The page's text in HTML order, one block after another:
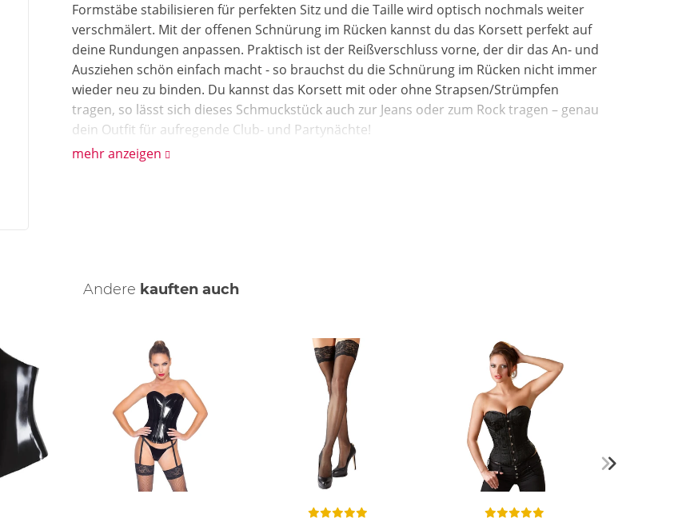
Formstäbe stabilisieren für perfekten Sitz und die Taille wird optisch nochmals weiter
verschmälert. Mit der offenen Schnürung im Rücken kannst du das Korsett perfekt auf
deine Rundungen anpassen. Praktisch ist der Reißverschluss vorne, der dir das An- und
Ausziehen schön einfach macht - so brauchst du die Schnürung im Rücken nicht immer
wieder neu zu binden. Du kannst das Korsett mit oder ohne Strapsen/Strümpfen
tragen, so lässt sich dieses Schmuckstück auch zur Jeans oder zum Rock tragen – genau
dein Outfit für aufregende Club- und Partynächte!
Wie reinige ich das Korsett?
mehr anzeigen
Andere kauften auch